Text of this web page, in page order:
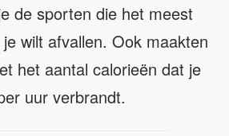
de sporten die het meest
wilt afvallen. Ook maakten
het aantal calorieën dat je
uur verbrandt.